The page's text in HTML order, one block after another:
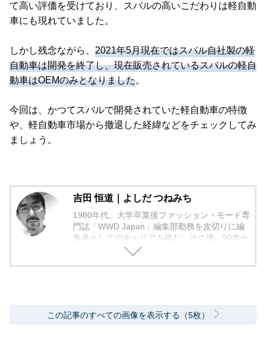
て高い評価を受けており、スバルの高いこだわりは軽自動
車にも現れていました。
しかし残念ながら、 2021年5月現在ではスバル自社製の軽
自動車は開発を終了し、現在販売されているスバルの軽自
動車はOEMのみとなりました。
今回は、かつてスバルで開発されていた軽自動車の特徴
や、軽自動車市場から撤退した経緯などをチェックしてみ
ましょう。
吉田 恒道｜よしだ つねみち
1980年代、大学卒業後ファッション・モード専
門誌「WWD Japan」編集部勤務を皮切りに編
集者としてのキャリアを積む。その後、90年〜
2000年代、中堅出版社ダイヤモンド社の自動車
この記事のすべての画像を表示する（5枚）